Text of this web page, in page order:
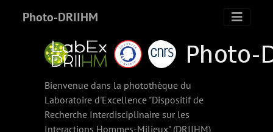
Photo-DRIIHM
Bienvenue dans la photothèque du
Laboratoire d'Excellence "Dispositif de
Recherche Interdisciplinaire sur les
Interactions Hommes-Milieux" (DRIIHM)